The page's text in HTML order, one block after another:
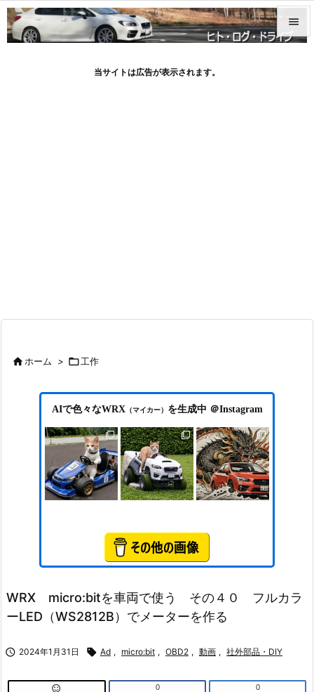

当サイトは広告が表示されます。
ホーム > 工作
AIで色々なWRX （マイカー） を生成中 ＠Instagram
WRX micro:bitを車両で使う その４０ フルカラ
ーLED（WS2812B）でメーターを作る
 2024年1月31日  Ad , micro:bit , OBD2 , 動画 , 社外部品・DIY
 0 0